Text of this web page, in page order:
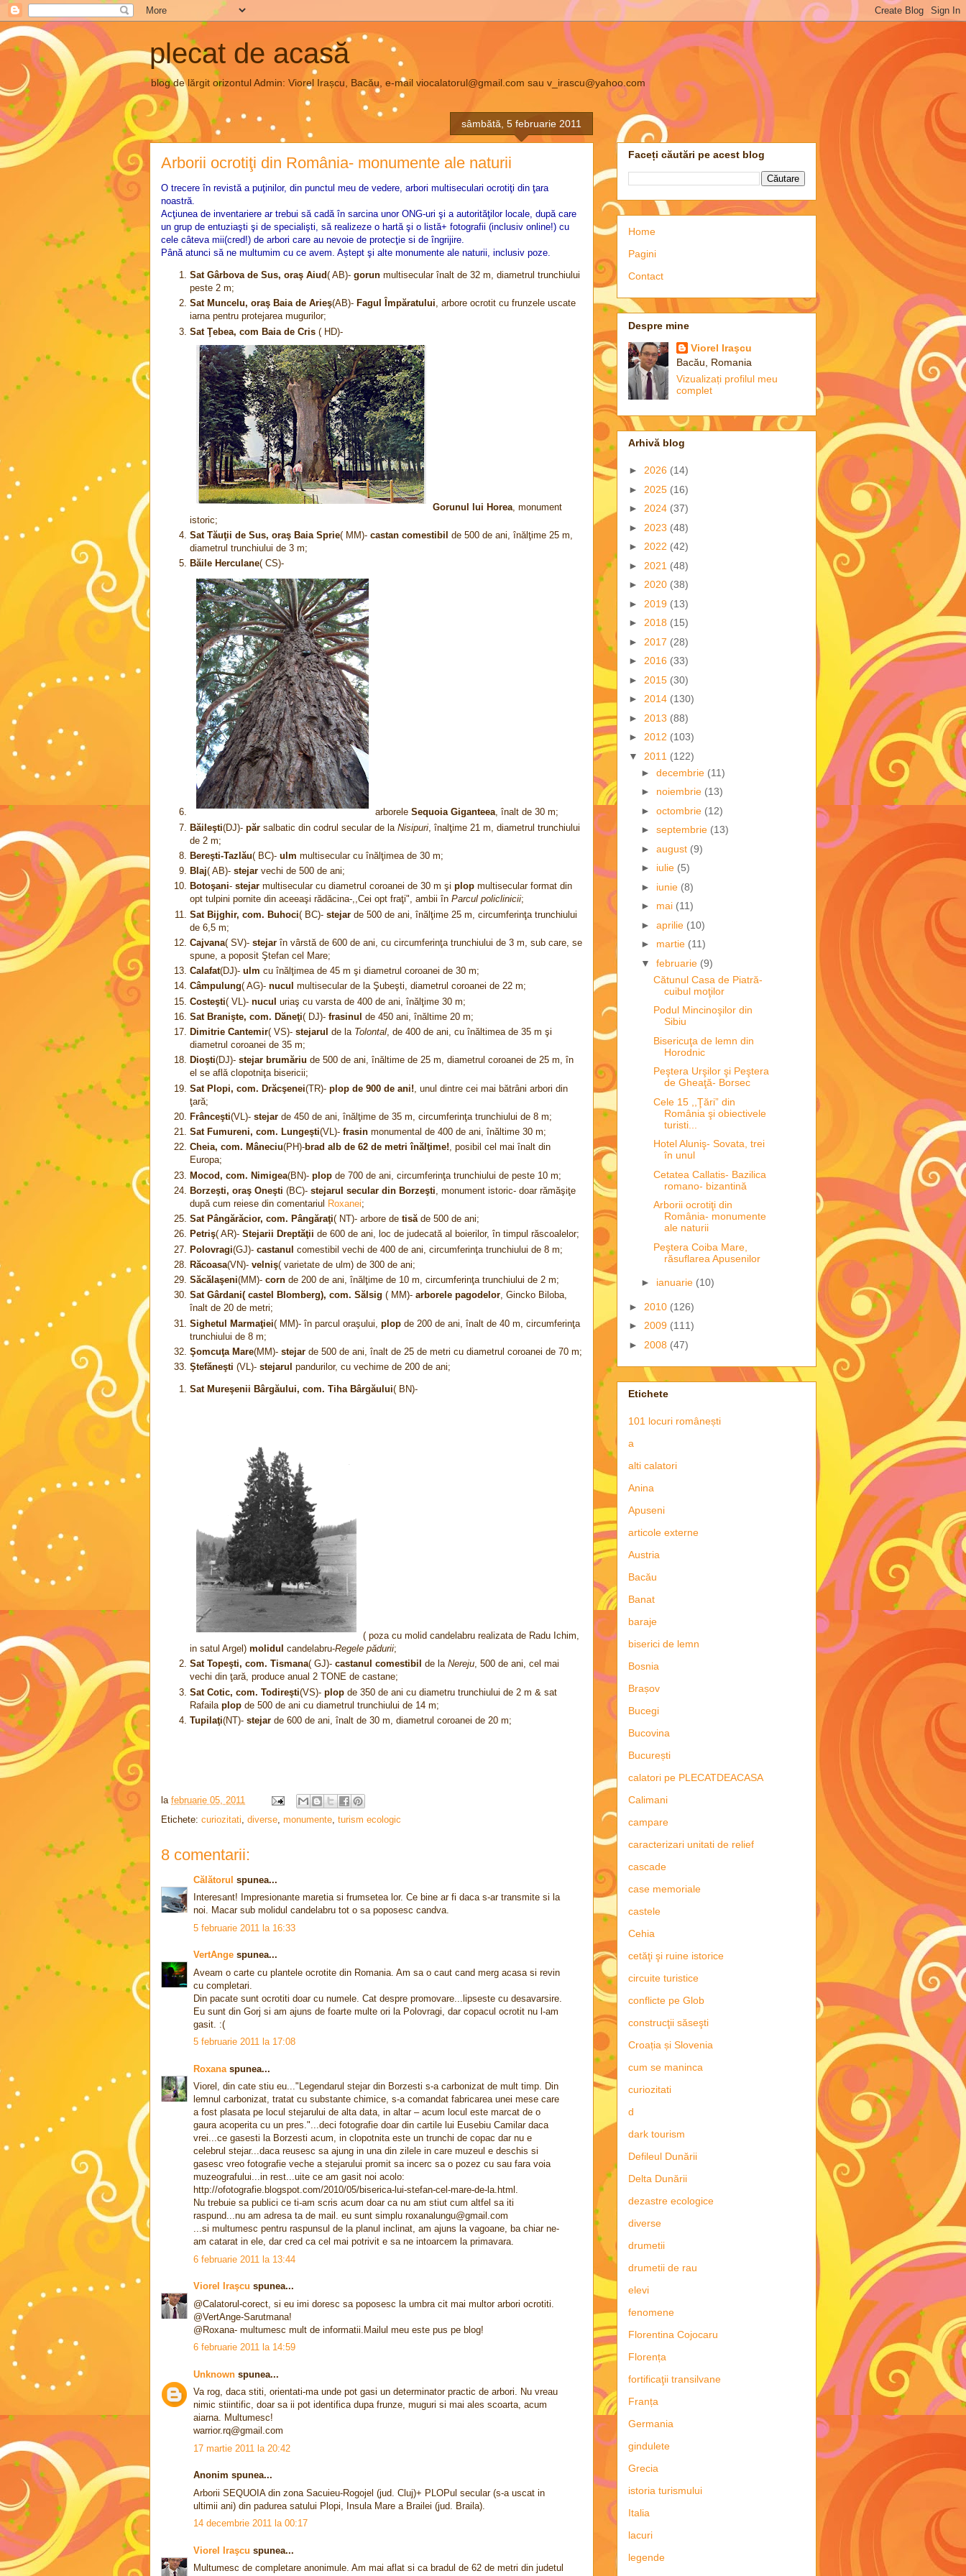
plecat de acasă
blog de lărgit orizontul Admin: Viorel Irașcu, Bacău, e-mail viocalatorul@gmail.com sau v_irascu@yahoo.com
sâmbătă, 5 februarie 2011
Arborii ocrotiţi din România- monumente ale naturii
O trecere în revistă a puţinilor, din punctul meu de vedere, arbori multiseculari ocrotiţi din ţara
noastră.
Acţiunea de inventariere ar trebui să cadă în sarcina unor ONG-uri şi a autorităţilor locale, după care
un grup de entuziaşti şi de specialişti, să realizeze o hartă şi o listă+ fotografii (inclusiv online!) cu
cele câteva mii(cred!) de arbori care au nevoie de protecţie si de îngrijire.
Până atunci să ne multumim cu ce avem. Aștept şi alte monumente ale naturii, inclusiv poze.
Sat Gârbova de Sus, oraş Aiud( AB)- gorun multisecular înalt de 32 m, diametrul trunchiului
peste 2 m;
Sat Muncelu, oraş Baia de Arieş(AB)- Fagul Împăratului, arbore ocrotit cu frunzele uscate
iarna pentru protejarea mugurilor;
Sat Ţebea, com Baia de Cris ( HD)-
Gorunul lui Horea , monument
istoric;
Sat Tăuţii de Sus, oraş Baia Sprie( MM)- castan comestibil de 500 de ani, înălţime 25 m,
diametrul trunchiului de 3 m;
Băile Herculane( CS)-
arborele Sequoia Giganteea, înalt de 30 m;
Băileşti(DJ)- păr salbatic din codrul secular de la Nisipuri , înalţime 21 m, diametrul trunchiului
de 2 m;
Bereşti-Tazlău( BC)- ulm multisecular cu înălţimea de 30 m;
Blaj( AB)- stejar vechi de 500 de ani;
Botoşani- stejar multisecular cu diametrul coroanei de 30 m şi plop multisecular format din
opt tulpini pornite din aceeaşi rădăcina-,,Cei opt fraţi", ambii în Parcul policlinicii;
Sat Bijghir, com. Buhoci( BC)- stejar de 500 de ani, înălţime 25 m, circumferinţa trunchiului
de 6,5 m;
Cajvana( SV)- stejar în vârstă de 600 de ani, cu circumferinţa trunchiului de 3 m, sub care, se
spune, a poposit Ştefan cel Mare;
Calafat(DJ)- ulm cu înălţimea de 45 m şi diametrul coroanei de 30 m;
Câmpulung( AG)- nucul multisecular de la Şubeşti, diametrul coroanei de 22 m;
Costeşti( VL)- nucul uriaş cu varsta de 400 de ani, înălţime 30 m;
Sat Branişte, com. Dăneţi( DJ)- frasinul de 450 ani, înăltime 20 m;
Dimitrie Cantemir( VS)- stejarul de la Tolontal, de 400 de ani, cu înăltimea de 35 m şi
diametrul coroanei de 35 m;
Dioşti(DJ)- stejar brumăriu de 500 de ani, înăltime de 25 m, diametrul coroanei de 25 m, în
el se află clopotniţa bisericii;
Sat Plopi, com. Drăcşenei(TR)- plop de 900 de ani! , unul dintre cei mai bătrâni arbori din
ţară;
Frânceşti(VL)- stejar de 450 de ani, înălţime de 35 m, circumferinţa trunchiului de 8 m;
Sat Fumureni, com. Lungeşti(VL)- frasin monumental de 400 de ani, înăltime 30 m;
Cheia, com. Mâneciu(PH)-brad alb de 62 de metri înălţime!, posibil cel mai înalt din
Europa;
Mocod, com. Nimigea(BN)- plop de 700 de ani, circumferinţa trunchiului de peste 10 m;
Borzeşti, oraş Oneşti (BC)- stejarul secular din Borzeşti , monument istoric- doar rămăşiţe
după cum reiese din comentariul Roxanei;
Sat Pângărăcior, com. Pângăraţi( NT)- arbore de tisăde 500 de ani;
Petriş( AR)- Stejarii Dreptăţii de 600 de ani, loc de judecată al boierilor, în timpul răscoalelor;
Polovragi(GJ)- castanul comestibil vechi de 400 de ani, circumferinţa trunchiului de 8 m;
Răcoasa(VN)- velniş( varietate de ulm) de 300 de ani;
Săcălaşeni(MM)- corn de 200 de ani, înălţime de 10 m, circumferinţa trunchiului de 2 m;
Sat Gârdani( castel Blomberg), com. Sălsig ( MM)- arborele pagodelor, Gincko Biloba,
înalt de 20 de metri;
Sighetul Marmaţiei( MM)- în parcul oraşului, plop de 200 de ani, înalt de 40 m, circumferinţa
trunchiului de 8 m;
Şomcuţa Mare(MM)- stejar de 500 de ani, înalt de 25 de metri cu diametrul coroanei de 70 m;
Ştefăneşti (VL)- stejarul pandurilor, cu vechime de 200 de ani;
Sat Mureşenii Bârgăului, com. Tiha Bârgăului( BN)-
( poza cu molid candelabru realizata de Radu Ichim,
in satul Argel) molidul candelabru-Regele pădurii;
Sat Topeşti, com. Tismana( GJ)- castanul comestibil de la Nereju, 500 de ani, cel mai
vechi din ţară, produce anual 2 TONE de castane;
Sat Cotic, com. Todireşti(VS)- plop de 350 de ani cu diametru trunchiului de 2 m & sat
Rafaila plop de 500 de ani cu diametrul trunchiului de 14 m;
Tupilaţi(NT)- stejar de 600 de ani, înalt de 30 m, diametrul coroanei de 20 m;
la februarie 05, 2011
Etichete: curiozitati diverse monumente turism ecologic
8 comentarii:
Călătorul spunea...
Interesant! Impresionante maretia si frumsetea lor. Ce bine ar fi daca s-ar transmite si la
noi. Macar sub molidul candelabru tot o sa poposesc candva.
5 februarie 2011 la 16:33
VertAnge spunea...
Aveam o carte cu plantele ocrotite din Romania. Am sa o caut cand merg acasa si revin
cu completari.
Din pacate sunt ocrotiti doar cu numele. Cat despre promovare...lipseste cu desavarsire.
Eu sunt din Gorj si am ajuns de foarte multe ori la Polovragi, dar copacul ocrotit nu l-am
gasit. :(
5 februarie 2011 la 17:08
Roxana spunea...
Viorel, din cate stiu eu..."Legendarul stejar din Borzesti s-a carbonizat de mult timp. Din
lemnul carbonizat, tratat cu substante chimice, s-a comandat fabricarea unei mese care
a fost plasata pe locul stejarului de alta data, in altar – acum locul este marcat de o
gaura acoperita cu un pres."...deci fotografie doar din cartile lui Eusebiu Camilar daca
vrei...ce gasesti la Borzesti acum, in clopotnita este un trunchi de copac dar nu e
celebrul stejar...daca reusesc sa ajung in una din zilele in care muzeul e deschis si
gasesc vreo fotografie veche a stejarului promit sa incerc sa o pozez cu sau fara voia
muzeografului...in rest...uite ce am gasit noi acolo:
http://ofotografie.blogspot.com/2010/05/biserica-lui-stefan-cel-mare-de-la.html.
Nu trebuie sa publici ce ti-am scris acum doar ca nu am stiut cum altfel sa iti
raspund...nu am adresa ta de mail. eu sunt simplu roxanalungu@gmail.com
...si multumesc pentru raspunsul de la planul inclinat, am ajuns la vagoane, ba chiar ne-
am catarat in ele, dar cred ca cel mai potrivit e sa ne intoarcem la primavara.
6 februarie 2011 la 13:44
Viorel Iraşcu spunea...
@Calatorul-corect, si eu imi doresc sa poposesc la umbra cit mai multor arbori ocrotiti.
@VertAnge-Sarutmana!
@Roxana- multumesc mult de informatii.Mailul meu este pus pe blog!
6 februarie 2011 la 14:59
Unknown spunea...
Va rog, daca stiti, orientati-ma unde pot gasi un determinator practic de arbori. Nu vreau
nimic stiintific, doar sa ii pot identifica dupa frunze, muguri si mai ales scoarta, acum
aiarna. Multumesc!
warrior.rq@gmail.com
17 martie 2011 la 20:42
Anonim spunea...
Arborii SEQUOIA din zona Sacuieu-Rogojel (jud. Cluj)+ PLOPul secular (s-a uscat in
ultimii ani) din padurea satului Plopi, Insula Mare a Brailei (jud. Braila).
14 decembrie 2011 la 00:17
Viorel Iraşcu spunea...
Multumesc de completare anonimule. Am mai aflat si ca bradul de 62 de metri din judetul
Faceți căutări pe acest blog
Home
Pagini
Contact
Despre mine
Viorel Iraşcu
Bacău, Romania
Vizualizați profilul meu
complet
Arhivă blog
► 2026 (14)
► 2025 (16)
► 2024 (37)
► 2023 (48)
► 2022 (42)
► 2021 (48)
► 2020 (38)
► 2019 (13)
► 2018 (15)
► 2017 (28)
► 2016 (33)
► 2015 (30)
► 2014 (130)
► 2013 (88)
► 2012 (103)
▼ 2011 (122)
► decembrie (11)
► noiembrie (13)
► octombrie (12)
► septembrie (13)
► august (9)
► iulie (5)
► iunie (8)
► mai (11)
► aprilie (10)
► martie (11)
▼ februarie (9)
Cătunul Casa de Piatră-
cuibul moţilor
Podul Mincinoşilor din
Sibiu
Bisericuţa de lemn din
Horodnic
Peştera Urşilor şi Peştera
de Gheaţă- Borsec
Cele 15 ,,Ţări” din
România şi obiectivele
turisti...
Hotel Aluniş- Sovata, trei
în unul
Cetatea Callatis- Bazilica
romano- bizantină
Arborii ocrotiţi din
România- monumente
ale naturii
Peştera Coiba Mare,
răsuflarea Apusenilor
► ianuarie (10)
► 2010 (126)
► 2009 (111)
► 2008 (47)
Etichete
101 locuri românești
a
alti calatori
Anina
Apuseni
articole externe
Austria
Bacău
Banat
baraje
biserici de lemn
Bosnia
Brașov
Bucegi
Bucovina
București
calatori pe PLECATDEACASA
Calimani
campare
caracterizari unitati de relief
cascade
case memoriale
castele
Cehia
cetăţi şi ruine istorice
circuite turistice
conflicte pe Glob
construcţii săseşti
Croația și Slovenia
cum se maninca
curiozitati
d
dark tourism
Defileul Dunării
Delta Dunării
dezastre ecologice
diverse
drumetii
drumetii de rau
elevi
fenomene
Florentina Cojocaru
Florența
fortificaţii transilvane
Franța
Germania
gindulete
Grecia
istoria turismului
Italia
lacuri
legende